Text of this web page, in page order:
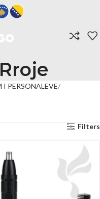
I PERSONALEVE
Filters